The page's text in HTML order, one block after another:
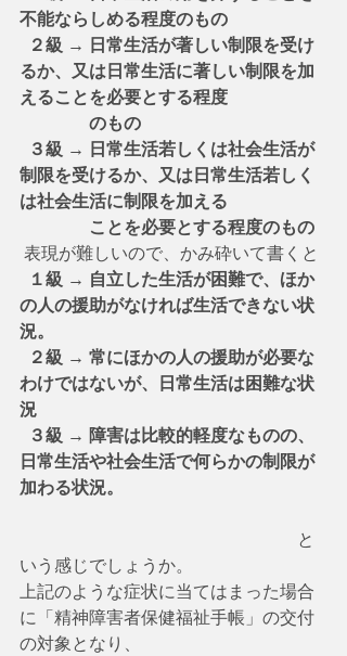
不能ならしめる程度のもの
るか、又は日常生活に著しい制限を加
えることを必要とする程度
                のもの
制限を受けるか、又は日常生活若しく
は社会生活に制限を加える
                ことを必要とする程度のもの
表現が難しいので、かみ砕いて書くと
の人の援助がなければ生活できない状
況。
わけではないが、日常生活は困難な状
況
日常生活や社会生活で何らかの制限が
加わる状況。
と
いう感じでしょうか。
上記のような症状に当てはまった場合
に「精神障害者保健福祉手帳」の交付
の対象となり、